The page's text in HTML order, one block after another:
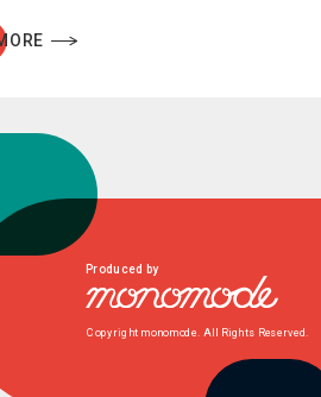
Produced by
Copyright monomode. All Rights Reserved.